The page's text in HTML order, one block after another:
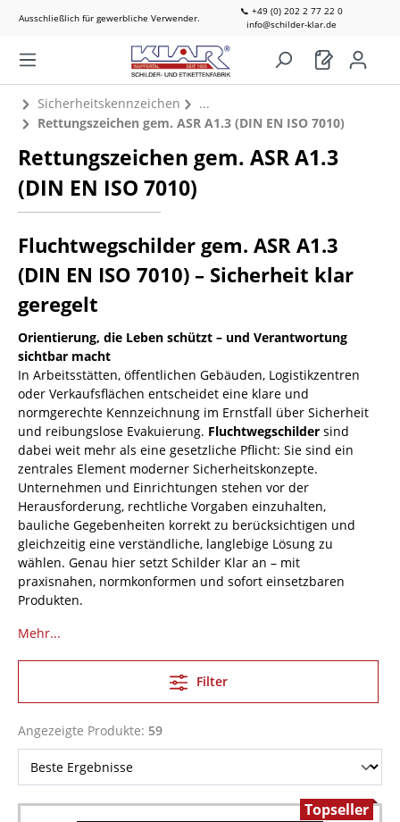
Ausschließlich für gewerbliche Verwender.
📞 +49 (0) 202 2 77 22 0
info@schilder-klar.de
Sicherheitskennzeichen
Rettungszeichen gem. ASR A1.3 (DIN EN ISO 7010)
Rettungszeichen gem. ASR A1.3
(DIN EN ISO 7010)
Fluchtwegschilder gem. ASR A1.3
(DIN EN ISO 7010) – Sicherheit klar
geregelt
Orientierung, die Leben schützt – und Verantwortung
sichtbar macht
In Arbeitsstätten, öffentlichen Gebäuden, Logistikzentren
oder Verkaufsflächen entscheidet eine klare und
normgerechte Kennzeichnung im Ernstfall über Sicherheit
und reibungslose Evakuierung. Fluchtwegschilder sind
dabei weit mehr als eine gesetzliche Pflicht: Sie sind ein
zentrales Element moderner Sicherheitskonzepte.
Unternehmen und Einrichtungen stehen vor der
Herausforderung, rechtliche Vorgaben einzuhalten,
bauliche Gegebenheiten korrekt zu berücksichtigen und
gleichzeitig eine verständliche, langlebige Lösung zu
wählen. Genau hier setzt Schilder Klar an – mit
praxisnahen, normkonformen und sofort einsetzbaren
Produkten.
Mehr...
Filter
Angezeigte Produkte: 59
Topseller